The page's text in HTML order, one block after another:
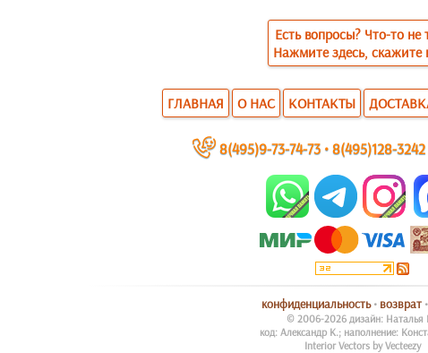
Есть вопросы? Что-то не
Нажмите здесь, скажите
ГЛАВНАЯ О НАС КОНТАКТЫ
~ 8(495)9-73-74-73 •8(495)128-3242
конфиденциальность• возврат
© 2006-2026 дизайн:
код: Александр К.; наполнение:
Interior Vectors by Vecteezy